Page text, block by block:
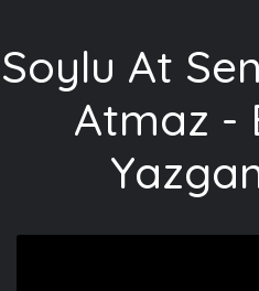
Soylu At
Atmaz -